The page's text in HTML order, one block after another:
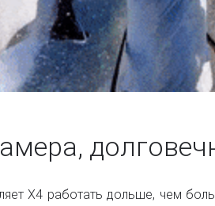
X4 работать дольше, чем